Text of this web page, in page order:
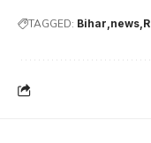
TAGGED: Bihar news